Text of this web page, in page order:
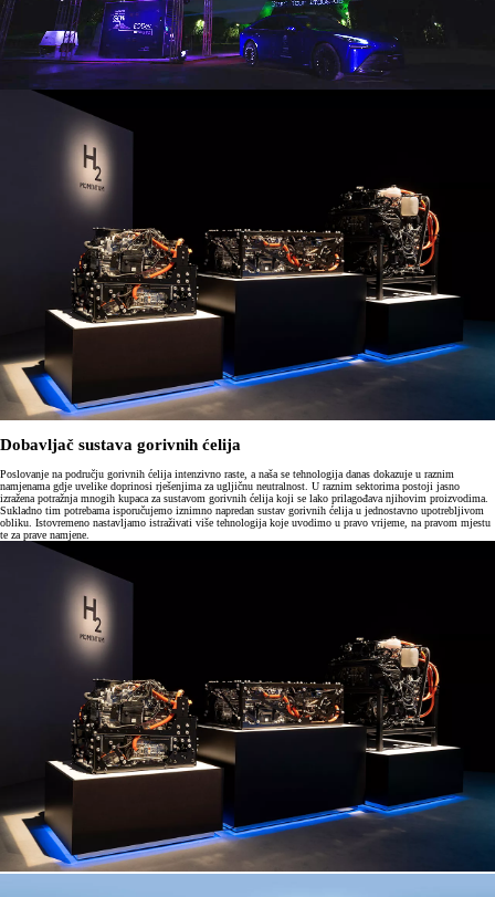
0:20 / 0:39
Dobavljač sustava gorivnih ćelija
Poslovanje na području gorivnih ćelija intenzivno raste, a naša se tehnologija danas dokazuje u raznim
namjenama gdje uvelike doprinosi rješenjima za ugljičnu neutralnost. U raznim sektorima postoji jasno
izražena potražnja mnogih kupaca za sustavom gorivnih ćelija koji se lako prilagođava njihovim proizvodima.
Sukladno tim potrebama isporučujemo iznimno napredan sustav gorivnih ćelija u jednostavno upotrebljivom
obliku. Istovremeno nastavljamo istraživati više tehnologija koje uvodimo u pravo vrijeme, na pravom mjestu
te za prave namjene.